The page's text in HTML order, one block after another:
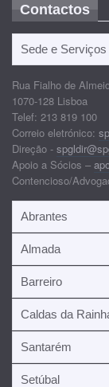
Contactos
Sede e
Rua Fialho de
1070-128 Lisboa
Telef: 213 819 100
Correio eletrónico:
Direção -
Apoio a Sócios –
Contencioso/
Abrantes
Almada
Barreiro
Caldas da
Santarém
Setúbal